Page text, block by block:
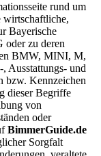
rund um
wirtschaftliche,
Bayerische
oder zu deren
BMW, MINI, M,
Ausstattungs- und
bzw. Kennzeichen
dieser Begriffe
von
oder
BimmerGuide.de
Sorgfalt